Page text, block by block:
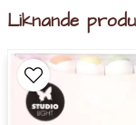
Liknande